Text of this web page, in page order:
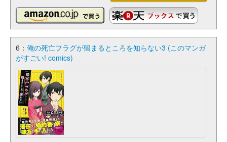
6： 俺の死亡フラグが留まるところを知らない3 (このマンガ
がすごい! comics)